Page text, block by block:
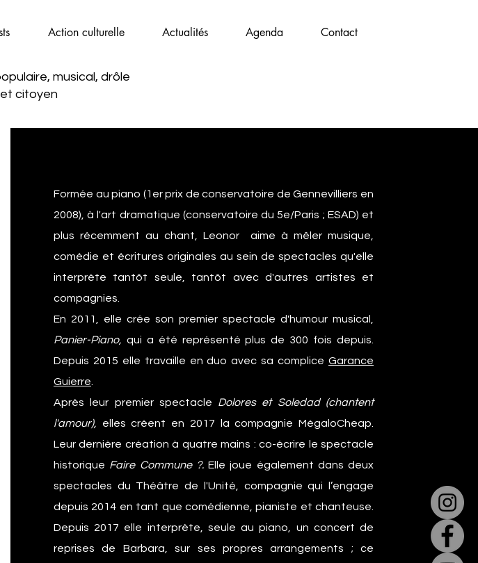
Action culturelle Actualités Agenda Contact
musical, drôle
et citoyen
Formée au piano (1er prix de conservatoire de Gennevilliers en
2008), à l'art dramatique (conservatoire du 5e/Paris ; ESAD) et
plus récemment au chant, Leonor aime à mêler musique,
comédie et écritures originales au sein de spectacles qu'elle
interprète tantôt seule, tantôt avec d'autres artistes et
compagnies.
En 2011, elle crée son premier spectacle d'humour musical,
Panier-Piano, qui a été représenté plus de 300 fois depuis.
Depuis 2015 elle travaille en duo avec sa complice Garance
Guierre
Après leur premier spectacle Dolores et Soledad (chantent
l'amour), elles créent en 2017 la compagnie MégaloCheap
Leur dernière création à quatre mains : co-écrire le spectacle
historique Faire Commune ?. Elle joue également dans deux
spectacles du Théâtre de l'Unité , compagnie qui l’engage
depuis 2014 en tant que comédienne, pianiste et chanteuse.
Depuis 2017 elle interprète, seule au piano, un concert de
reprises de Barbara , sur ses propres arrangements ; ce